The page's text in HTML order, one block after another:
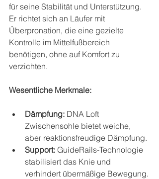
für seine Stabilität und Unterstützung.
Er richtet sich an Läufer mit
Überpronation, die eine gezielte
Kontrolle im Mittelfußbereich
benötigen, ohne auf Komfort zu
verzichten.
Wesentliche Merkmale:
Dämpfung: DNA Loft
Zwischensohle bietet weiche,
aber reaktionsfreudige Dämpfung.
Support: GuideRails-Technologie
stabilisiert das Knie und
verhindert übermäßige Bewegung.